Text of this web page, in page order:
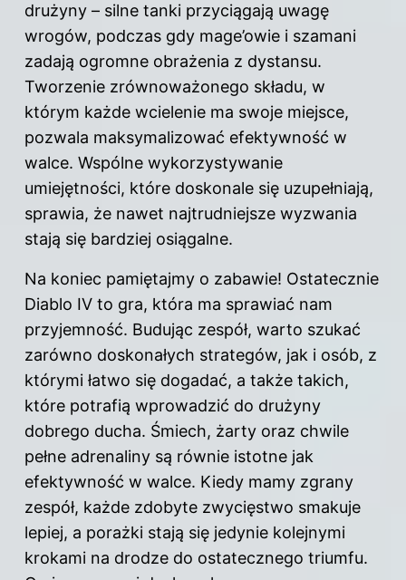
drużyny – silne tanki przyciągają uwagę
wrogów, podczas gdy mage’owie i szamani
zadają ogromne obrażenia z dystansu.
Tworzenie zrównoważonego składu, w
którym każde wcielenie ma swoje miejsce,
pozwala maksymalizować efektywność w
walce. Wspólne wykorzystywanie
umiejętności, które doskonale się uzupełniają,
sprawia, że nawet najtrudniejsze wyzwania
stają się bardziej osiągalne.
Na koniec pamiętajmy o zabawie! Ostatecznie
Diablo IV to gra, która ma sprawiać nam
przyjemność. Budując zespół, warto szukać
zarówno doskonałych strategów, jak i osób, z
którymi łatwo się dogadać, a także takich,
które potrafią wprowadzić do drużyny
dobrego ducha. Śmiech, żarty oraz chwile
pełne adrenaliny są równie istotne jak
efektywność w walce. Kiedy mamy zgrany
zespół, każde zdobyte zwycięstwo smakuje
lepiej, a porażki stają się jedynie kolejnymi
krokami na drodze do ostatecznego triumfu.